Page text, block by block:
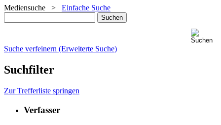
Mediensuche > Einfache Suche
Suche verfeinern (Erweiterte Suche)
Suchfilter
Zur Trefferliste springen
Verfasser